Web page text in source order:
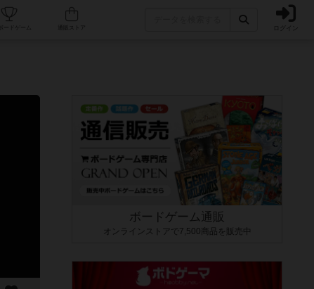
人気ボードゲーム ログイン
ボードゲーム通販
オンラインストアで7,500商品を販売中